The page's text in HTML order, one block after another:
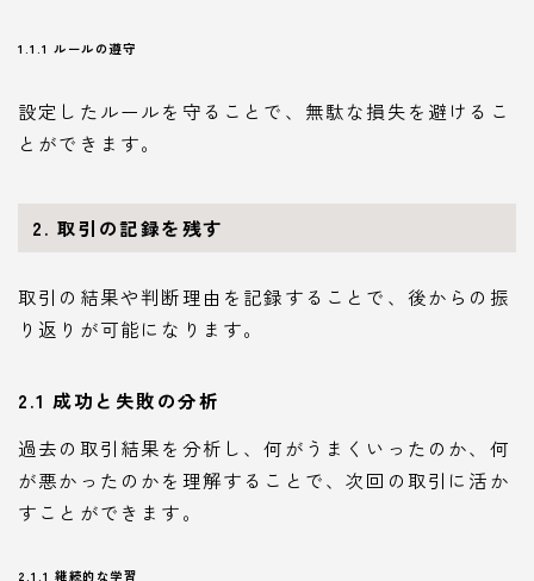
1.1.1 ルールの遵守
設定したルールを守ることで、無駄な損失を避けるこ
とができます。
2. 取引の記録を残す
取引の結果や判断理由を記録することで、後からの振
り返りが可能になります。
2.1 成功と失敗の分析
過去の取引結果を分析し、何がうまくいったのか、何
が悪かったのかを理解することで、次回の取引に活か
すことができます。
2.1.1 継続的な学習